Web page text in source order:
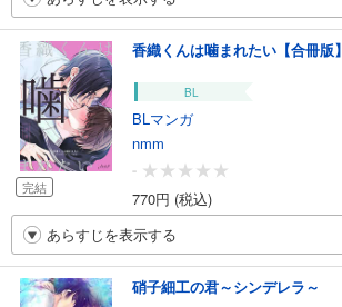
完結
香織くんは噛まれたい【合冊版】
BL
BLマンガ
nmm
-
770円 (税込)
あらすじを表示する
硝子細工の君～シンデレラ～